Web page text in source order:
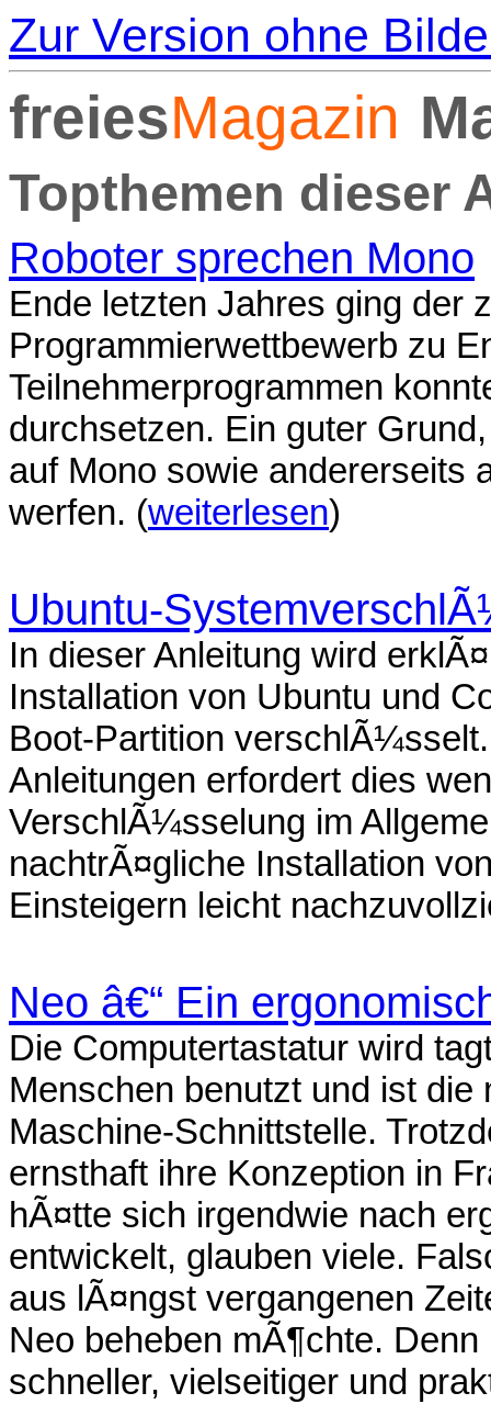
Zur Version ohne
freiesMagazin
Topthemen dieser
Roboter sprechen Mono
Ende letzten Jahres ging der
Programmierwettbewerb zu
Teilnehmerprogrammen
durchsetzen. Ein guter
auf Mono sowie andererseits
werfen. (weiterlesen)
Ubuntu-
In dieser Anleitung wird
Installation von Ubuntu und
Boot-Partition
Anleitungen erfordert dies
VerschlÃ¼sselung im
nachtrÃ¤gliche Installation
Einsteigern leicht
Neo â€“ Ein
Die Computertastatur wird
Menschen benutzt und ist
Maschine-Schnittstelle.
ernsthaft ihre Konzeption in
hÃ¤tte sich irgendwie nach
entwickelt, glauben viele.
aus lÃ¤ngst vergangenen
Neo beheben mÃ¶chte.
schneller, vielseitiger und